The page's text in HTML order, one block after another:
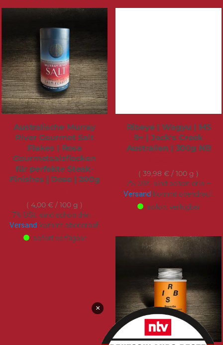
Australische Murray
River Gourmet Salt
Flakes | Rosa
Gourmetsalzflocken
für perfekte Steak-
Finishes | Dose | 200g
4,00 € / 100 g
7% USt. sind schon drin –
Versand kommt obendrauf.
sofort verfügbar
Ribeye | Wagyu | MS
9+ | Jack's Creek
Australien | 300g NB
39,98 € / 100 g
7% USt. sind schon drin –
Versand kommt obendrauf.
sofort verfügbar
×